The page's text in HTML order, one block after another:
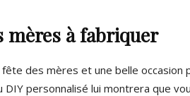
mères à fabriquer
des mères et une belle occasion
DIY personnalisé lui montrera que